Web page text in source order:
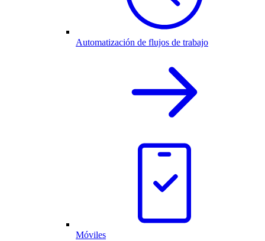
Automatización de flujos de trabajo
Móviles